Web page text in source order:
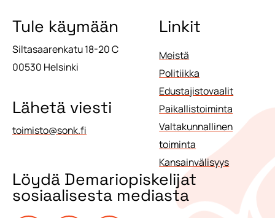
Tule käymään
Siltasaarenkatu 18-20 C
00530 Helsinki
Lähetä viesti
toimisto@sonk.fi
Linkit
Meistä
Politiikka
Edustajistovaalit
Paikallistoiminta
Valtakunnallinen
toiminta
Kansainvälisyys
Löydä Demariopiskelijat
sosiaalisesta mediasta